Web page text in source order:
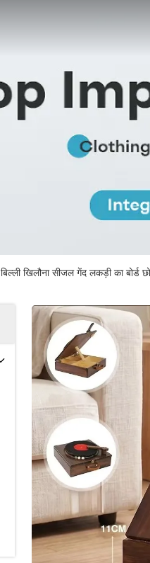
बिल्ली खिलौना सीजल गेंद लकड़ी का बोर्ड